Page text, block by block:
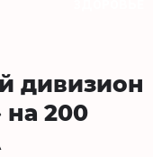
дивизион
на 200